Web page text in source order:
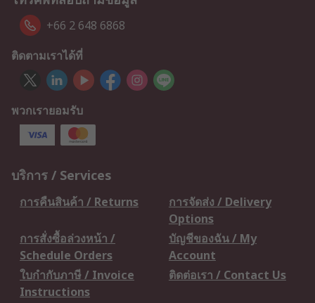
+66 2 648 6868
ติดตามเราได้ที่
พวกเรายอมรับ
บริการ / Services
การคืนสินค้า / Returns
การจัดส่ง / Delivery
Options
การสั่งซื้อล่วงหน้า /
Schedule Orders
บัญชีของฉัน / My
Account
ใบกำกับภาษี / Invoice
Instructions
ติดต่อเรา / Contact Us